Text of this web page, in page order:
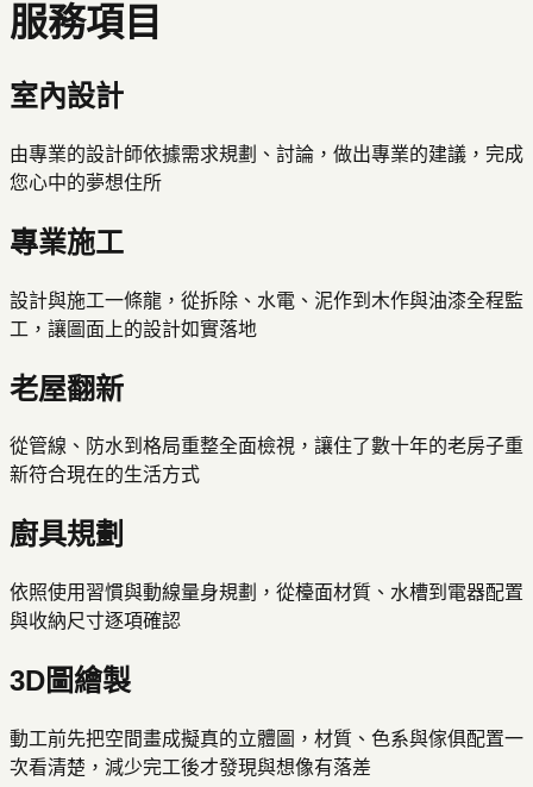
服務項目
室內設計
由專業的設計師依據需求規劃、討論，做出專業的建議，完成
您心中的夢想住所
專業施工
設計與施工一條龍，從拆除、水電、泥作到木作與油漆全程監
工，讓圖面上的設計如實落地
老屋翻新
從管線、防水到格局重整全面檢視，讓住了數十年的老房子重
新符合現在的生活方式
廚具規劃
依照使用習慣與動線量身規劃，從檯面材質、水槽到電器配置
與收納尺寸逐項確認
3D圖繪製
動工前先把空間畫成擬真的立體圖，材質、色系與傢俱配置一
次看清楚，減少完工後才發現與想像有落差